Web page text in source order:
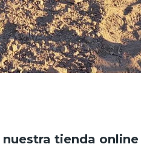
nuestra tienda online